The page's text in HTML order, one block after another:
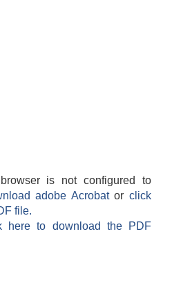
is not configured to
adobe Acrobatorclick
file.
here to download the PDF